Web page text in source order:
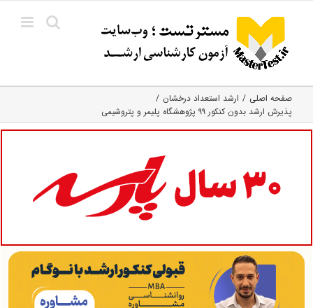
content
صفحه اصلی
ارشد استعداد درخشان
پذیرش ارشد بدون کنکور ۹۹ پژوهشگاه پلیمر و پتروشیمی